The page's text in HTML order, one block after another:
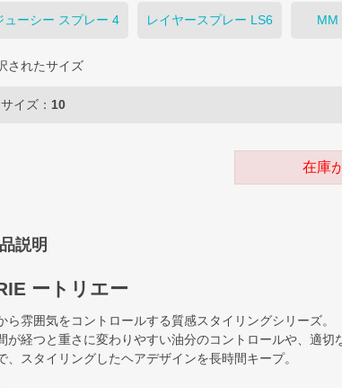
ューシー スプレー 4 レイヤースプレー LS6 MM
されたサイズ
サイズ： 10
在庫
説明
ートリエー
ら雰囲気をコントロールする質感スタイリングシリーズ。
が経つと重さに変わりやすい油分のコントロールや、適切
、スタイリングしたヘアデザインを長時間キープ。